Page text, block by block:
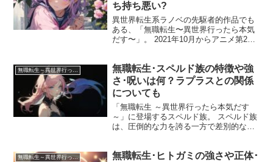
ち持ち悪い?
異世界転生系ラノベの先駆者的作品でも
ある、「無職転生〜異世界行ったら本気
だす〜」。 2021年10月からアニメ第2ク
主人公･ルーデウスの父親、パウロにはク
ズとの声があ...
無職転生～異世界行ったら本気だす～
無職転生･スペルド族の特徴や強
さ･呪いは何？ラプラスとの関係
についても
「無職転生 ～異世界行ったら本気だす
～」に登場するスペルド族。 スペルド族
は、圧倒的な力を誇る一方で差別的な扱
されるに至った歴史、ラプラスとの関係
無職転生～異世界行ったら本気だす～
無職転生･ヒトガミの強さや正体･